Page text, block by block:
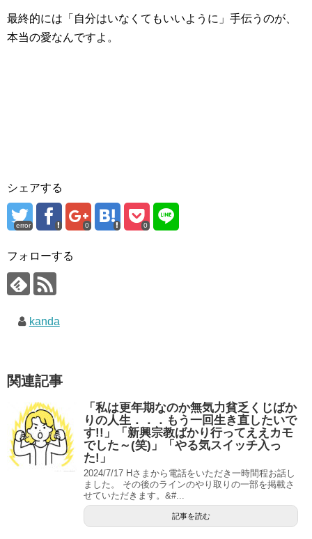
最終的には「自分はいなくてもいいように」手伝うのが、
本当の愛なんですよ。
シェアする
error 0 0
フォローする
kanda
関連記事
「私は更年期なのか無気力貧乏くじばか
りの人生．．．もう一回生き直したいで
す!!」「新興宗教ばかり行ってええカモ
でした～(笑)」「やる気スイッチ入っ
た!」
2024/7/17 Hさまから電話をいただき一時間程お話し
ました。 その後のラインのやり取りの一部を掲載さ
せていただきます。&#...
記事を読む